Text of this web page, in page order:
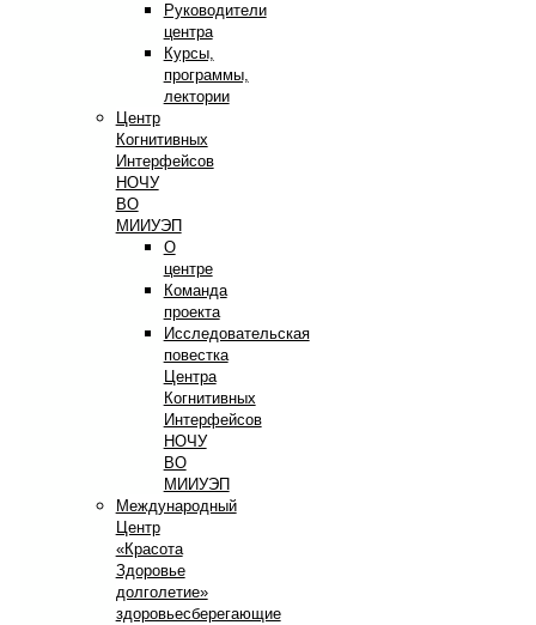
Руководители
центра
Курсы,
программы,
лектории
Центр
Когнитивных
Интерфейсов
НОЧУ
ВО
МИИУЭП
О
центре
Команда
проекта
Исследовательская
повестка
Центра
Когнитивных
Интерфейсов
НОЧУ
ВО
МИИУЭП
Международный
Центр
«Красота
Здоровье
долголетие»
здоровьесберегающие